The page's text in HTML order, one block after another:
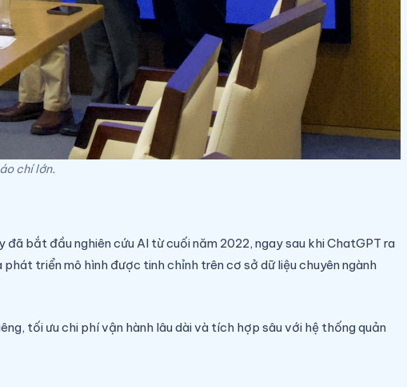
chí lớn.
bắt đầu nghiên cứu AI từ cuối năm 2022, ngay sau khi ChatGPT ra
triển mô hình được tinh chỉnh trên cơ sở dữ liệu chuyên ngành
tối ưu chi phí vận hành lâu dài và tích hợp sâu với hệ thống quản